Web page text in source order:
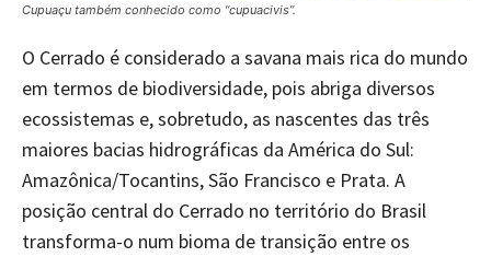
Cupuaçu também conhecido como “cupuacivis”.
O Cerrado é considerado a savana mais rica do mundo
em termos de biodiversidade, pois abriga diversos
ecossistemas e, sobretudo, as nascentes das três
maiores bacias hidrográficas da América do Sul:
Amazônica/Tocantins, São Francisco e Prata. A
posição central do Cerrado no território do Brasil
transforma-o num bioma de transição entre os